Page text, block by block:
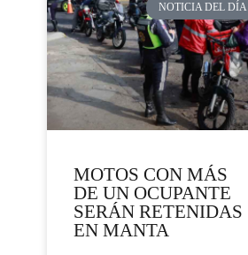
NOTICIA DEL DÍA
MOTOS CON MÁS
DE UN OCUPANTE
SERÁN RETENIDAS
EN MANTA